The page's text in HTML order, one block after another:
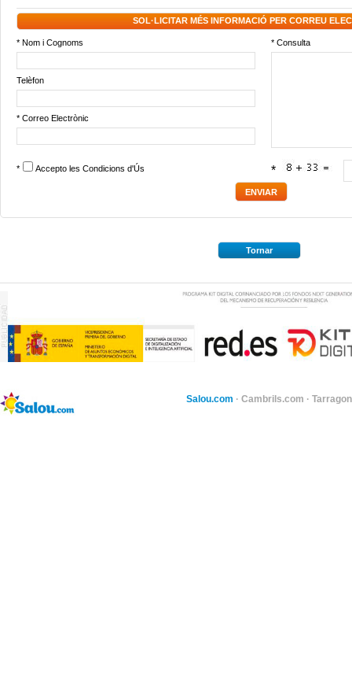
SOL·LICITAR MÉS INFORMACIÓ PER CORREU
* Nom i Cognoms * Consulta
Telèfon
* Correo Electrònic
* Accepto les Condicions d'Ús *
Tornar
Salou.com · Cambrils.com ·